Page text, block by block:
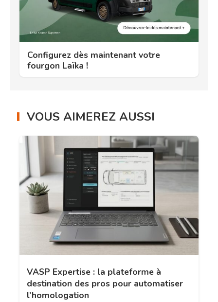
Configurez dès maintenant votre
fourgon Laïka !
VOUS AIMEREZ AUSSI
VASP Expertise : la plateforme à
destination des pros pour automatiser
l’homologation